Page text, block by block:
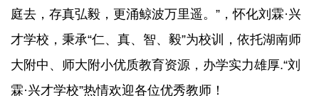
庭去，存真弘毅，更涌鲸波万里遥。”，怀化刘霖·兴
才学校，秉承“仁、真、智、毅”为校训，依托湖南师
大附中、师大附小优质教育资源，办学实力雄厚.“刘
霖·兴才学校”热情欢迎各位优秀教师！